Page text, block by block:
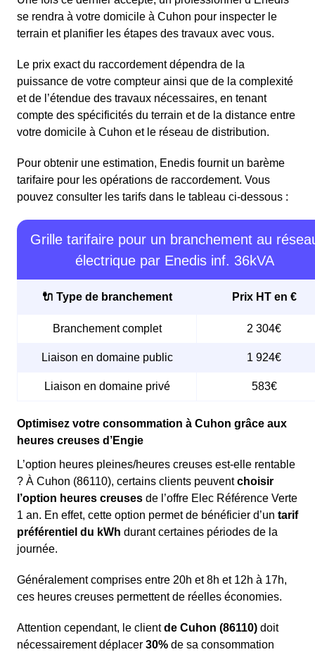
se rendra à votre domicile à Cuhon pour inspecter le
terrain et planifier les étapes des travaux avec vous.
Le prix exact du raccordement dépendra de la
puissance de votre compteur ainsi que de la complexité
et de l’étendue des travaux nécessaires, en tenant
compte des spécificités du terrain et de la distance entre
votre domicile à Cuhon et le réseau de distribution.
Pour obtenir une estimation, Enedis fournit un barème
tarifaire pour les opérations de raccordement. Vous
pouvez consulter les tarifs dans le tableau ci-dessous :
Grille tarifaire pour un branchement au
électrique par Enedis inf. 36kVA
🔌 Type de branchement Prix HT en €
Branchement complet 2 304€
Liaison en domaine public 1 924€
Liaison en domaine privé 583€
Optimisez votre consommation à Cuhon grâce aux
heures creuses d’Engie
L’option heures pleines/heures creuses est-elle rentable
? À Cuhon (86110), certains clients peuventchoisir
l’option heures creuses de l’offre Elec Référence Verte
1 an. En effet, cette option permet de bénéficier d’un tarif
préférentiel du kWh durant certaines périodes de la
journée.
Généralement comprises entre 20h et 8h et 12h à 17h,
ces heures creuses permettent de réelles économies.
Attention cependant, le clientde Cuhon (86110) doit
nécessairement déplacer 30% de sa consommation